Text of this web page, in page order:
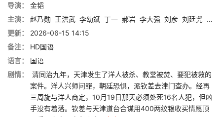
导演：
金韬
主演：
赵乃勋 王洪武 李幼斌 丁一 郝岩 李大强 刘彦 刘廷尧 芮
更新：
2026-06-15 14:15
备注：
HD国语
语言：
国语
剧情：
清同治九年，天津发生了洋人被杀、教堂被焚、要犯被救的
案件。洋人兴师问罪，朝廷恐惧，派钦差去津门查办。经再
三周旋与洋人商定，10月19日那天必须处死16名人犯，但凶
手没有着落。钦差与天津道台合谋用400两纹银收买情愿顶